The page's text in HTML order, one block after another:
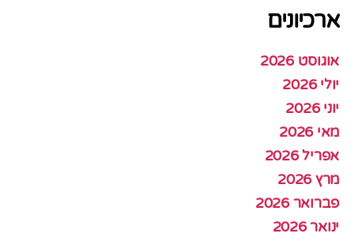
ארכיונים
אוגוסט 2026
יולי 2026
יוני 2026
מאי 2026
אפריל 2026
מרץ 2026
פברואר 2026
ינואר 2026